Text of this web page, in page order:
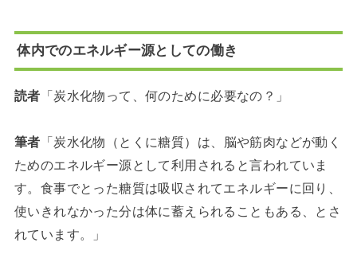
体内でのエネルギー源としての働き
読者 「炭水化物って、何のために必要なの？」
筆者 「炭水化物（とくに糖質）は、脳や筋肉などが動く
ためのエネルギー源として利用されると言われていま
す。食事でとった糖質は吸収されてエネルギーに回り、
使いきれなかった分は体に蓄えられることもある、とさ
れています。」